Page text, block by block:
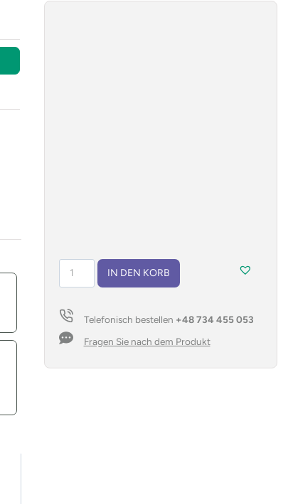
Notizbuch
Menge
IN DEN KORB
Telefonisch bestellen +48 734 455 053
Fragen Sie nach dem Produkt